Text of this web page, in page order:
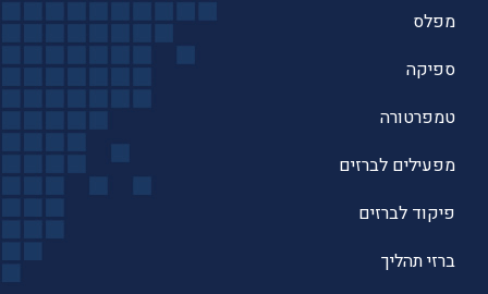
מפלס
ספיקה
טמפרטורה
מפעילים לברזים
פיקוד לברזים
ברזי תהליך